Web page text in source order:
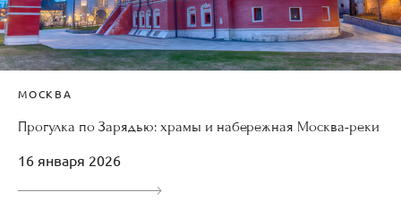
МОСКВА
Прогулка по Зарядью: храмы и набережная Москва-реки
16 января 2026